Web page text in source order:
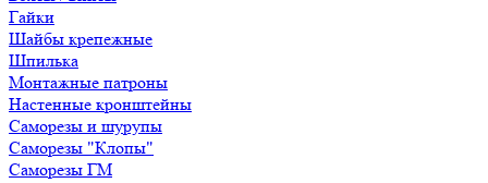
Гайки
Шайбы крепежные
Шпилька
Монтажные патроны
Настенные кронштейны
Саморезы и шурупы
Саморезы "Клопы"
Саморезы ГМ